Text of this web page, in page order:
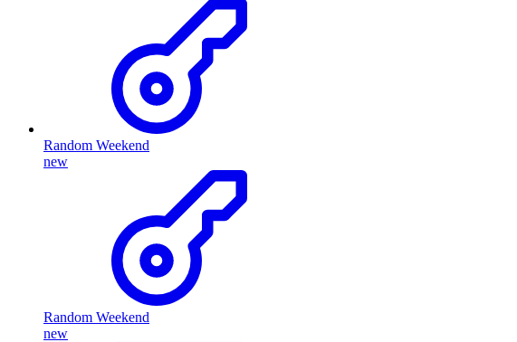
Random Weekend
new
Random Weekend
new